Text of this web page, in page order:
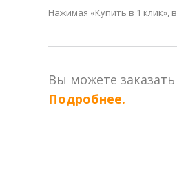
Нажимая «Купить в 1 клик»,
Вы можете
Подробнее.